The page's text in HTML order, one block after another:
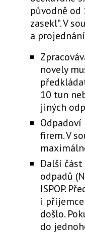
původně od
zasekl". V
a
novely
10 tun
jiných
firem. V
Další
odpadů
ISPOP.
i
došlo.
do